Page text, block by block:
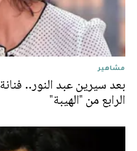
مشاهير
بعد سيرين عبد النور..
الرابع من "الهيبة"